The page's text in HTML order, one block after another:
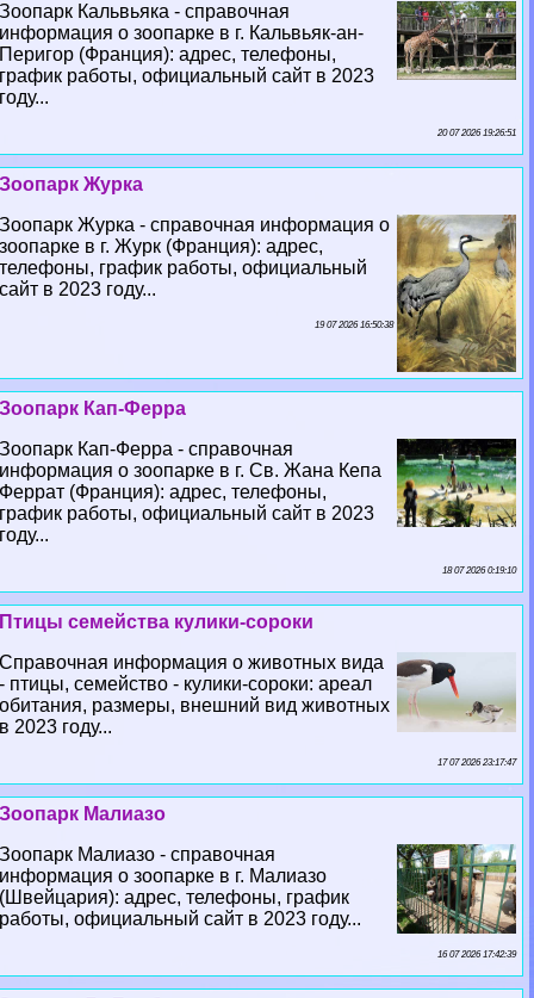
Зоопарк Кальвьяка - справочная
информация о зоопарке в г. Кальвьяк-ан-
Перигор (Франция): адрес, телефоны,
график работы, официальный сайт в 2023
году...
20 07 2026 19:26:51
Зоопарк Журка
Зоопарк Журка - справочная информация о
зоопарке в г. Журк (Франция): адрес,
телефоны, график работы, официальный
сайт в 2023 году...
19 07 2026 16:50:38
Зоопарк Кап-Ферра
Зоопарк Кап-Ферра - справочная
информация о зоопарке в г. Св. Жана Кепа
Феррат (Франция): адрес, телефоны,
график работы, официальный сайт в 2023
году...
18 07 2026 0:19:10
Птицы семейства кулики-сороки
Справочная информация о животных вида
- птицы, семейство - кулики-сороки: ареал
обитания, размеры, внешний вид животных
в 2023 году...
17 07 2026 23:17:47
Зоопарк Малиазо
Зоопарк Малиазо - справочная
информация о зоопарке в г. Малиазо
(Швейцария): адрес, телефоны, график
работы, официальный сайт в 2023 году...
16 07 2026 17:42:39